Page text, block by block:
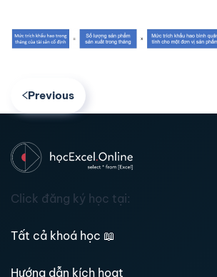
Previous
Click đăng ký học tại:
Tất cả khoá học 📖
Hướng dẫn kích hoạt